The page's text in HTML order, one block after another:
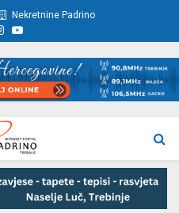
Nekretnine Padrino
Instagram
Youtube